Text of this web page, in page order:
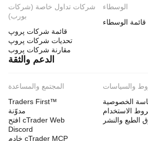
شركات تداول خاصة (شركات
بورب)
قائمة شركات پروپ
تحديات شركات پروپ
مقارنة شركات پروب
الوسطاء
قائمة الوسطاء
الدعم والثقة
المجتمع والمساعدة
Traders First™
مدوّنة
افتح cTrader Web
Discord
خادم cTrader MCP
والسياسات
الخصوصية
الاستخدام
الطبع والنشر